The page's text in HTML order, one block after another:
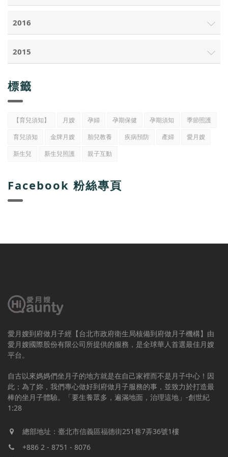
2016
2015
標籤
【育兒須知】 月嫂 孕婦 孕期保健 孕期須知
季節照護
育兒須知
金牌月嫂 胎兒教養 疾病預防 產婦
愛月嫂
新生兒
新生兒照護 親子互動
Facebook 粉絲專頁
愛月嫂到府做月子經【台北市政府衛生局核備到府做月子機構】由
愛月嫂國際股份有限公司所提供的服務，是全球華人首選最佳月嫂
平台。
自古以來媽媽們坐月子的地方就是在自己家裡而不是月子中心！因
此；為了妳，我們專心做好到府做月子服務的事，並致力於打造最
棒的坐月子體驗。「要生養眾多，遍滿地面，治理這地」-創世紀
1:28
總部地址：臺北市信義區福德街251巷7弄36號1樓
+886 2 - 8751 - 8076